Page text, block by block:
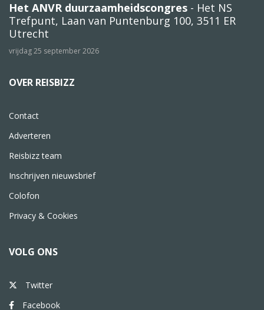
Het ANVR duurzaamheidscongres - Het NS
Trefpunt, Laan van Puntenburg 100, 3511 ER
Utrecht
vrijdag 25 september 2026
OVER REISBIZZ
Contact
Adverteren
Reisbizz team
Inschrijven nieuwsbrief
Colofon
Privacy & Cookies
VOLG ONS
Twitter
Facebook